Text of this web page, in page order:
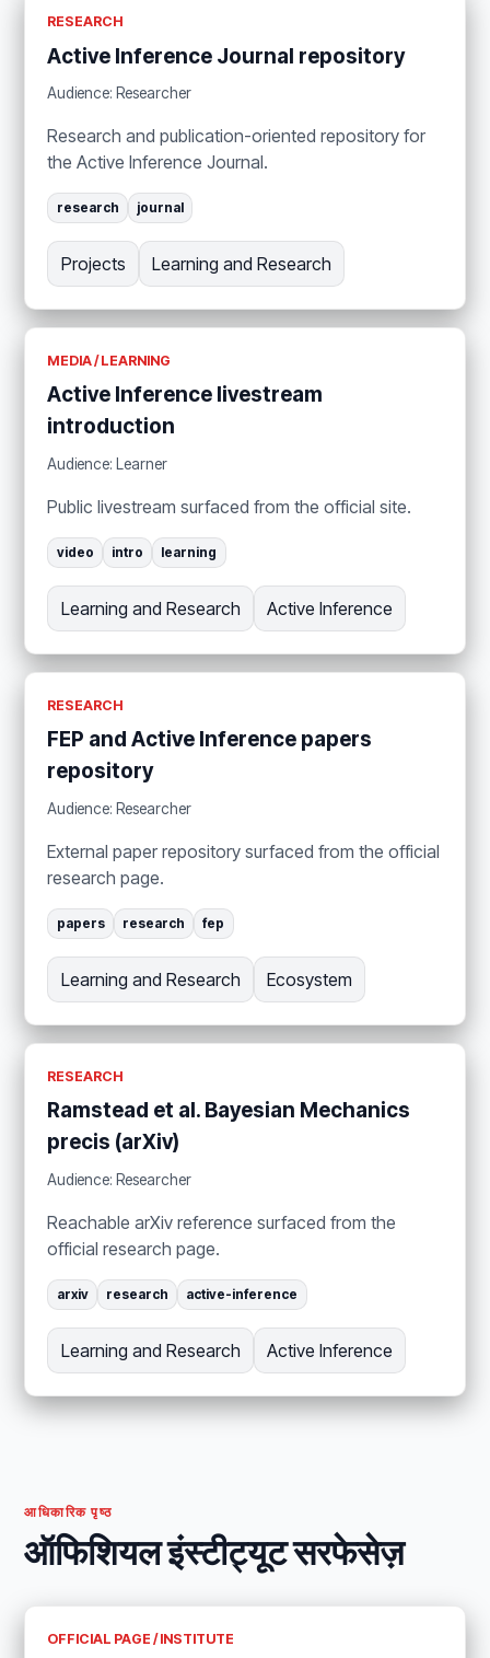
RESEARCH
Active Inference Journal repository
Audience: Researcher
Research and publication-oriented repository for
the Active Inference Journal.
research journal
Projects Learning and Research
MEDIA / LEARNING
Active Inference livestream
introduction
Audience: Learner
Public livestream surfaced from the official site.
video intro learning
Learning and Research Active Inference
RESEARCH
FEP and Active Inference papers
repository
Audience: Researcher
External paper repository surfaced from the official
research page.
papers research fep
Learning and Research Ecosystem
RESEARCH
Ramstead et al. Bayesian Mechanics
precis (arXiv)
Audience: Researcher
Reachable arXiv reference surfaced from the
official research page.
arxiv research active-inference
Learning and Research Active Inference
आधिकारिक पृष्ठ
ऑफिशियल इंस्टीट्यूट सरफेसेज़
OFFICIAL PAGE / INSTITUTE